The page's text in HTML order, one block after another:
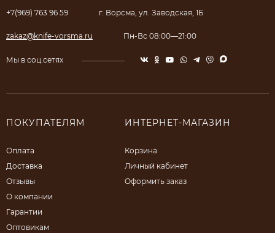
+7(969) 763 96 59 г. Ворсма, ул. Заводская, 1Б
zakaz@knife-vorsma.ru Пн-Вс 08:00—21:00
Мы в соц.сетях
ПОКУПАТЕЛЯМ
Оплата
Доставка
Отзывы
О компании
Гарантии
Оптовикам
ИНТЕРНЕТ-МАГАЗИН
Корзина
Личный кабинет
Оформить заказ